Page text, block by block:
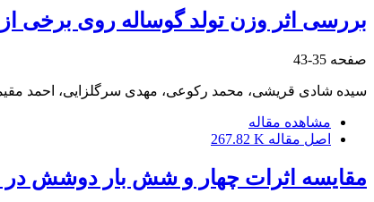
بررسی اثر وزن تولد گوساله روی برخی
صفحه 35-43
سیده شادی قریشی، محمد رکوعی، مهدی سرگلزایی، احمد
مشاهده مقاله
اصل مقاله 267.82 K
مقایسه اثرات چهار و شش بار دوشش در